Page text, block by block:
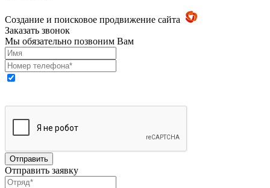
Создание и поисковое продвижение сайта
Заказать звонок
Мы обязательно позвоним Вам
Отправить заявку